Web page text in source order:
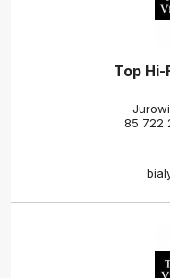
Top Hi-
85 722